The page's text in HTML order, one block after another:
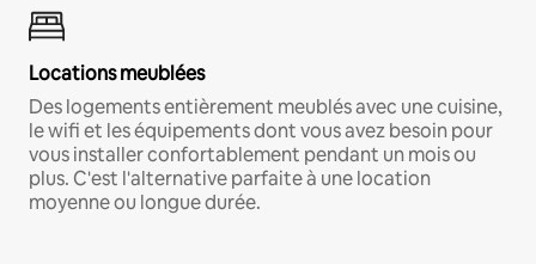
Locations meublées
Des logements entièrement meublés avec une cuisine,
le wifi et les équipements dont vous avez besoin pour
vous installer confortablement pendant un mois ou
plus. C'est l'alternative parfaite à une location
moyenne ou longue durée.